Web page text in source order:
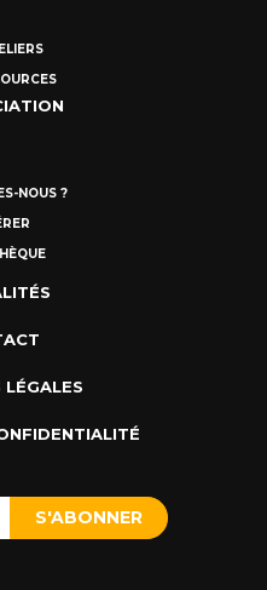
NOUS ?
LÉGALES